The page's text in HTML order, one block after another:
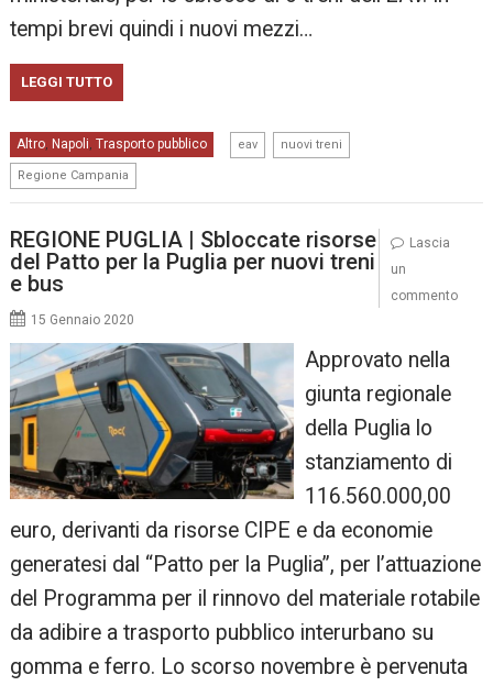
tempi brevi quindi i nuovi mezzi…
LEGGI TUTTO
Altro, Napoli, Trasporto pubblico eav nuovi treni
Regione Campania
REGIONE PUGLIA | Sbloccate risorse
del Patto per la Puglia per nuovi treni
e bus
15 Gennaio 2020
Approvato nella
giunta regionale
della Puglia lo
stanziamento di
116.560.000,00
euro, derivanti da risorse CIPE e da economie
generatesi dal “Patto per la Puglia”, per l’attuazione
del Programma per il rinnovo del materiale rotabile
da adibire a trasporto pubblico interurbano su
gomma e ferro. Lo scorso novembre è pervenuta
Lascia
un
commento